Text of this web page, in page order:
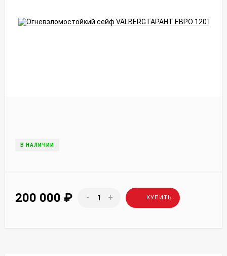
В НАЛИЧИИ
200 000 ₽ - + КУПИТЬ